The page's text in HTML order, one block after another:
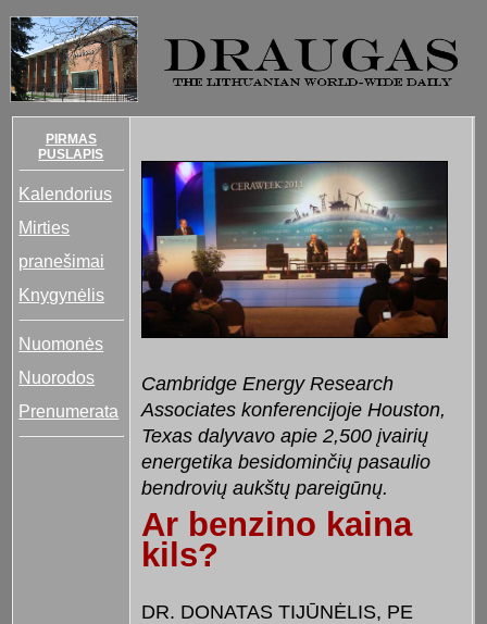
PIRMAS
PUSLAPIS
Kalendorius
Mirties
pranešimai
Knygynėlis
Nuomonės
Nuorodos
Prenumerata
Cambridge Energy Research
Associates konferencijoje Houston,
Texas dalyvavo apie 2,500 įvairių
energetika besidominčių pasaulio
bendrovių aukštų pareigūnų.
Ar benzino kaina
kils?
DR. DONATAS TIJŪNĖLIS, PE